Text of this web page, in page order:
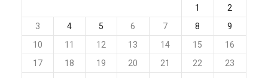
1
2
3
4 5 6 7 8
9
10
11 12 13 14 15
16
17
18 19 20 21 22
23